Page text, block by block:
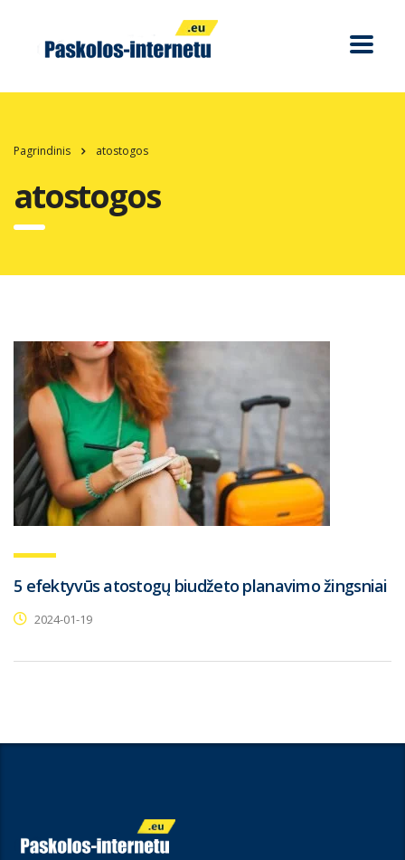
Pagrindinis atostogos
atostogos
5 efektyvūs atostogų biudžeto planavimo žingsniai
2024-01-19